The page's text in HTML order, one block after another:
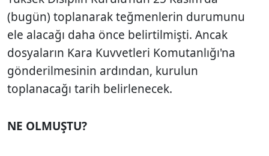
(bugün) toplanarak teğmenlerin durumunu
ele alacağı daha önce belirtilmişti. Ancak
dosyaların Kara Kuvvetleri Komutanlığı'na
gönderilmesinin ardından, kurulun
toplanacağı tarih belirlenecek.
NE OLMUŞTU?